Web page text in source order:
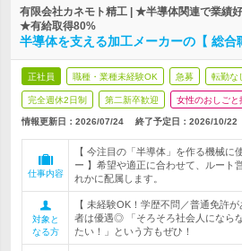
有限会社カネモト精工 | ★半導体関連で業績
★有給取得80%
半導体を支える加工メーカーの【 総合
正社員 職種・業種未経験OK 急募 転勤な
完全週休2日制 第二新卒歓迎 女性のおしごと
情報更新日：2026/07/24 終了予定日： 2026/10/22
仕事内容
【 今注目の「半導体」を作る機械に
ー 】希望や適正に合わせて、ルート
れかに配属します。
対象と
なる方
【 未経験OK！学歴不問／普通免許
者は優遇◎ 「そろそろ社会人になら
たい！」という方もぜひ！